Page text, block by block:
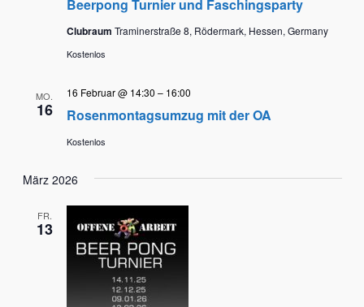
Beerpong Turnier und Faschingsparty
Clubraum Traminerstraße 8, Rödermark, Hessen, Germany
Kostenlos
MO.
16 Rosenmontagsumzug mit der OA
16 Februar @ 14:30 – 16:00
Kostenlos
März 2026
FR.
13